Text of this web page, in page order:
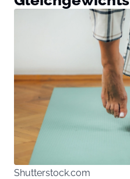
Shutterstock.com